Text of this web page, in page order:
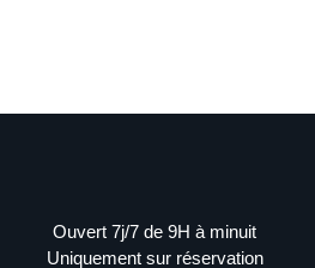
Ouvert 7j/7 de 9H à minuit
Uniquement sur réservation